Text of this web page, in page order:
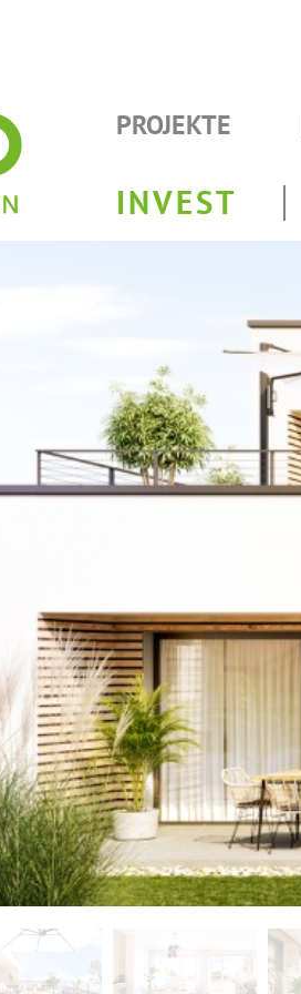
PROJEKTE
INVEST